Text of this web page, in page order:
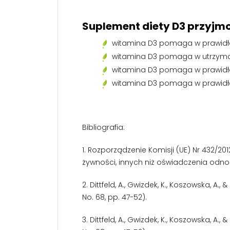
Suplement diety D3
witamina D3 pomaga w
witamina D3 pomaga w
witamina D3 pomaga w
witamina D3 pomaga w
Bibliografia:
1. Rozporządzenie Komisji (UE) Nr 432/
żywności, innych niż oświadczenia
2. Dittfeld, A., Gwizdek, K., Koszowska,
No. 68, pp. 47-52).
3. Dittfeld, A., Gwizdek, K., Koszowska,